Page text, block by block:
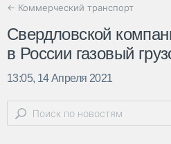
← Коммерческий транспорт
Свердловской
в России газовый
13:05, 14 Апреля 2021